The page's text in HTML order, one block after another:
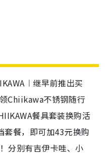
继早前推出买
Chiikawa不锈钢随行
餐具套装换购活
套餐，即可加43元换购
分别有吉伊卡哇、小